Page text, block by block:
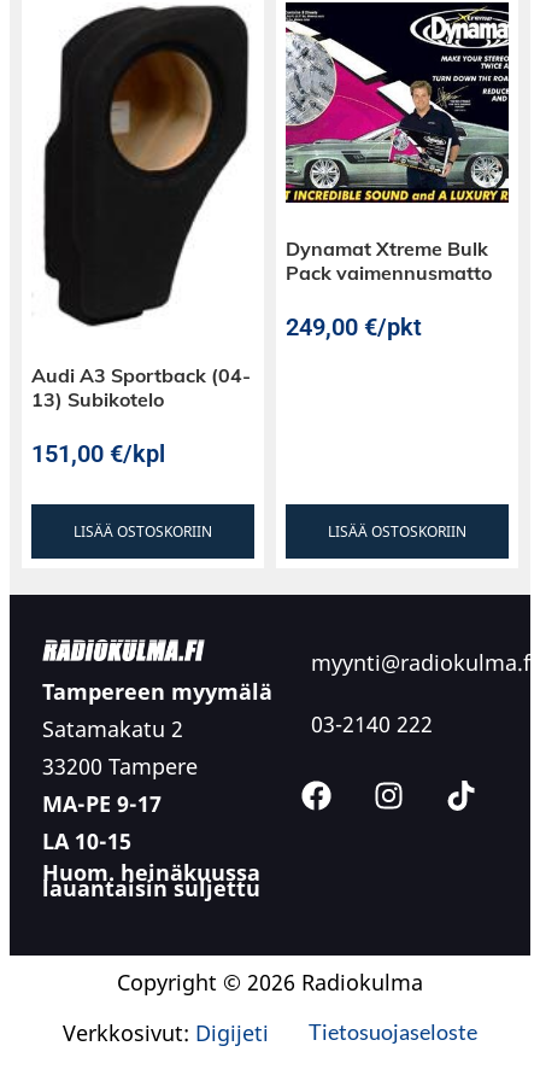
soitinta ei vaihdeta.
Audi A3 Sportback (04-
13) Subikotelo
151,00€/kpl
LISÄÄ OSTOSKORIIN
Dynamat Xtreme Bulk
Pack vaimennusmatto
249,00€/pkt
LISÄÄ OSTOSKORIIN
Tampereen myymälä
Satamakatu 2
33200 Tampere
MA-PE 9-17
LA 10-15
Huom. heinäkuussa
lauantaisin suljettu
myynti@radiokulma.fi
03-2140 222
Copyright © 2026 Radiokulma
Verkkosivut: Digijeti Tietosuojaseloste